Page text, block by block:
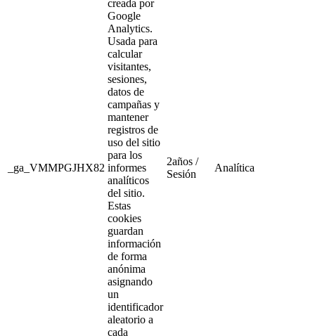
_ga_VMMPGJHX82
creada por
Google
Analytics.
Usada para
calcular
visitantes,
sesiones,
datos de
campañas y
mantener
registros de
uso del sitio
para los
informes
analíticos
del sitio.
Estas
cookies
guardan
información
de forma
anónima
asignando
un
identificador
aleatorio a
cada
2años /
Sesión
Analítica